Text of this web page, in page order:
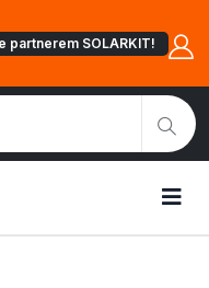
partnerem SOLARKIT!